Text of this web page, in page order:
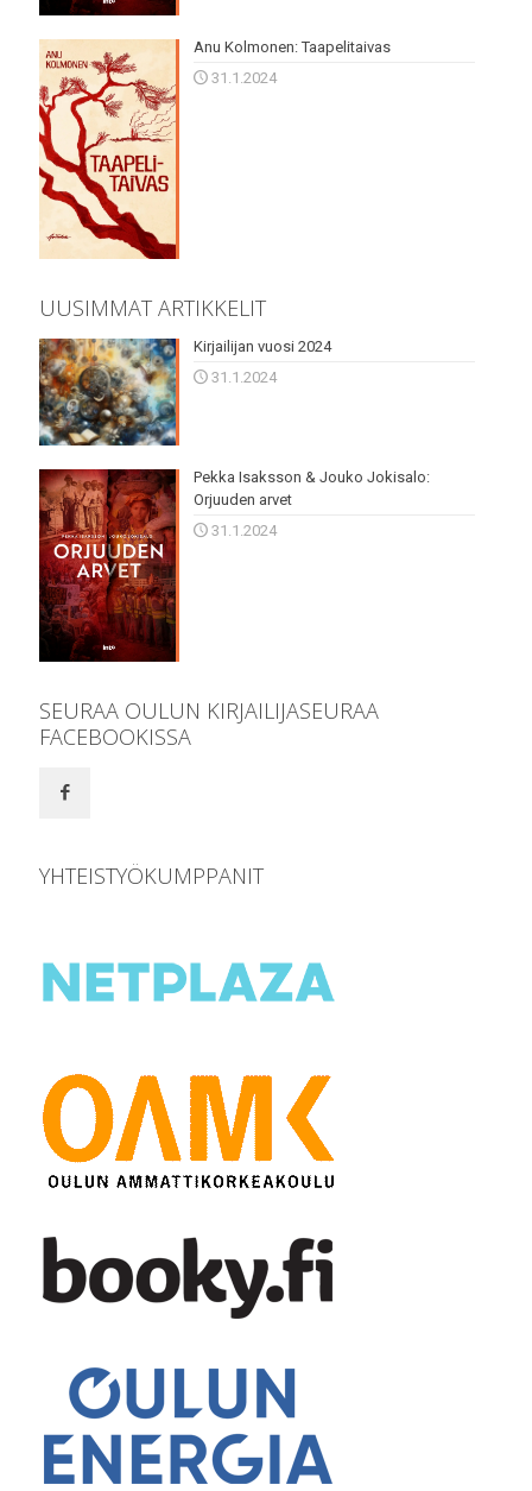
Anu Kolmonen: Taapelitaivas
31.1.2024
UUSIMMAT ARTIKKELIT
Kirjailijan vuosi 2024
31.1.2024
Pekka Isaksson & Jouko Jokisalo:
Orjuuden arvet
31.1.2024
SEURAA OULUN KIRJAILIJASEURAA
FACEBOOKISSA
YHTEISTYÖKUMPPANIT